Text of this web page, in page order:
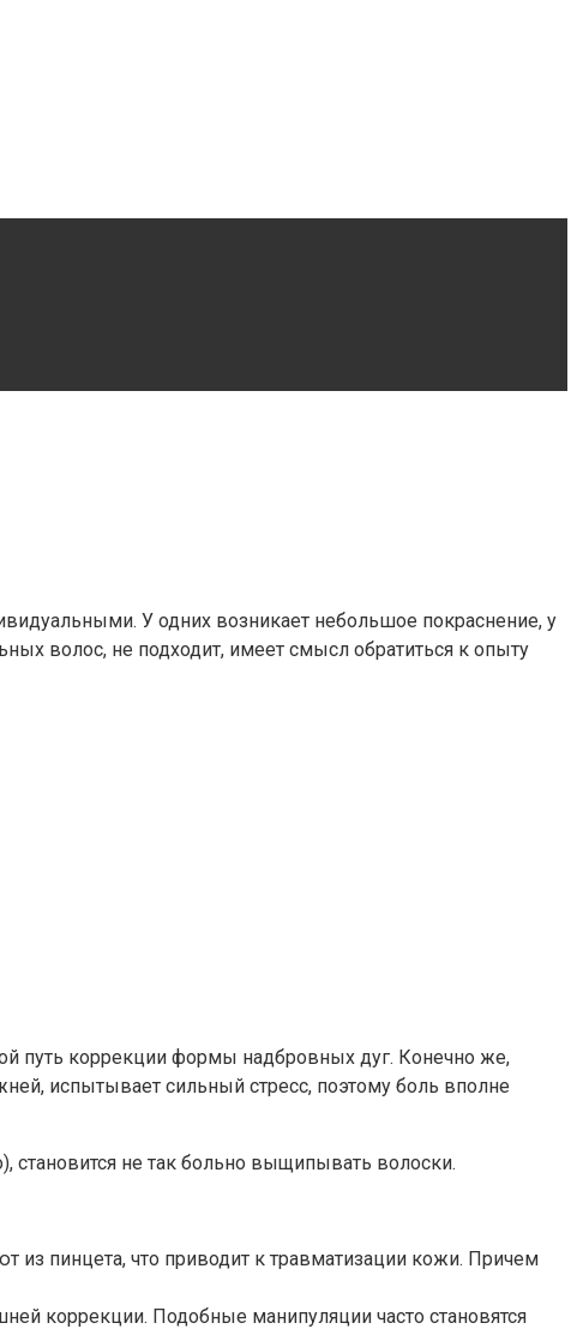
У одних возникает небольшое покраснение, у
волос, не подходит, имеет смысл обратиться к опыту
путь коррекции формы надбровных дуг. Конечно же,
испытывает сильный стресс, поэтому боль вполне
не так больно выщипывать волоски.
пинцета, что приводит к травматизации кожи. Причем
коррекции. Подобные манипуляции часто становятся